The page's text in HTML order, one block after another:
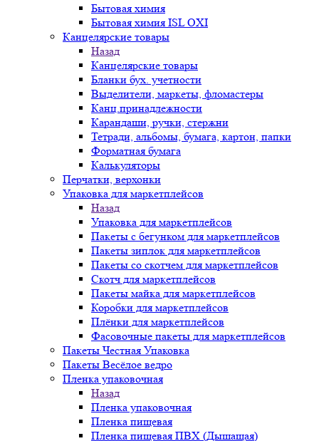
Бытовая химия
Бытовая химия ISL OXI
Канцелярские товары
Назад
Канцелярские товары
Бланки бух. учетности
Выделители, маркеты, фломастеры
Канц.принадлежности
Карандаши, ручки, стержни
Тетради, альбомы, бумага, картон, папки
Форматная бумага
Калькуляторы
Перчатки, верхонки
Упаковка для маркетплейсов
Назад
Упаковка для маркетплейсов
Пакеты с бегунком для маркетплейсов
Пакеты зиплок для маркетплейсов
Пакеты со скотчем для маркетплейсов
Скотч для маркетплейсов
Пакеты майка для маркетплейсов
Коробки для маркетплейсов
Плёнки для маркетплейсов
Фасовочные пакеты для маркетплейсов
Пакеты Честная Упаковка
Пакеты Весёлое ведро
Пленка упаковочная
Назад
Пленка упаковочная
Пленка пищевая
Пленка пищевая ПВХ (Дышащая)